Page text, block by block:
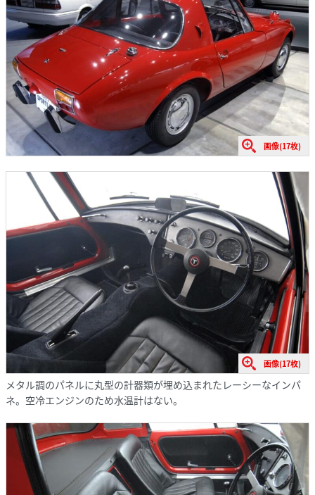
画像(17枚)
画像(17枚)
メタル調のパネルに丸型の計器類が埋め込まれたレーシーなインパ
ネ。空冷エンジンのため水温計はない。